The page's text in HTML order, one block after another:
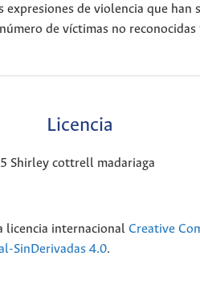
de violencia que han
de víctimas no
Licencia
Shirley cottrell madariaga
licencia internacional Creative
SinDerivadas 4.0.